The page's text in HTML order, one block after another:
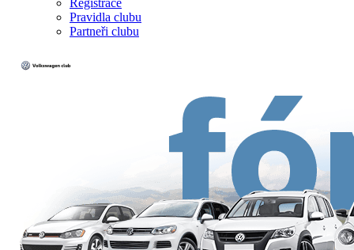
Registrace
Pravidla clubu
Partneři clubu